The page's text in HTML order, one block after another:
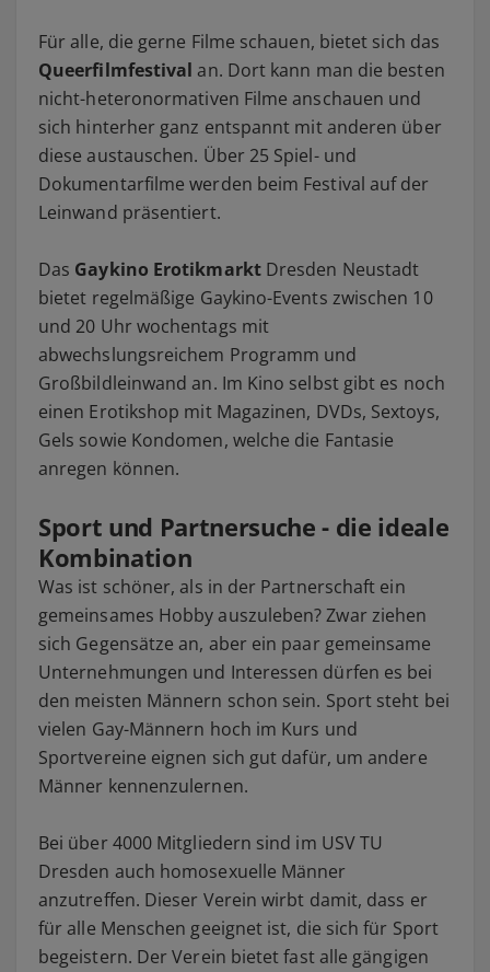
Für alle, die gerne Filme schauen, bietet sich das
Queerfilmfestival an. Dort kann man die besten
nicht-heteronormativen Filme anschauen und
sich hinterher ganz entspannt mit anderen über
diese austauschen. Über 25 Spiel- und
Dokumentarfilme werden beim Festival auf der
Leinwand präsentiert.
Das Gaykino ErotikmarktDresden Neustadt
bietet regelmäßige Gaykino-Events zwischen 10
und 20 Uhr wochentags mit
abwechslungsreichem Programm und
Großbildleinwand an. Im Kino selbst gibt es noch
einen Erotikshop mit Magazinen, DVDs, Sextoys,
Gels sowie Kondomen, welche die Fantasie
anregen können.
Sport und Partnersuche - die ideale
Kombination
Was ist schöner, als in der Partnerschaft ein
gemeinsames Hobby auszuleben? Zwar ziehen
sich Gegensätze an, aber ein paar gemeinsame
Unternehmungen und Interessen dürfen es bei
den meisten Männern schon sein. Sport steht bei
vielen Gay-Männern hoch im Kurs und
Sportvereine eignen sich gut dafür, um andere
Männer kennenzulernen.
Bei über 4000 Mitgliedern sind im USV TU
Dresden auch homosexuelle Männer
anzutreffen. Dieser Verein wirbt damit, dass er
für alle Menschen geeignet ist, die sich für Sport
begeistern. Der Verein bietet fast alle gängigen